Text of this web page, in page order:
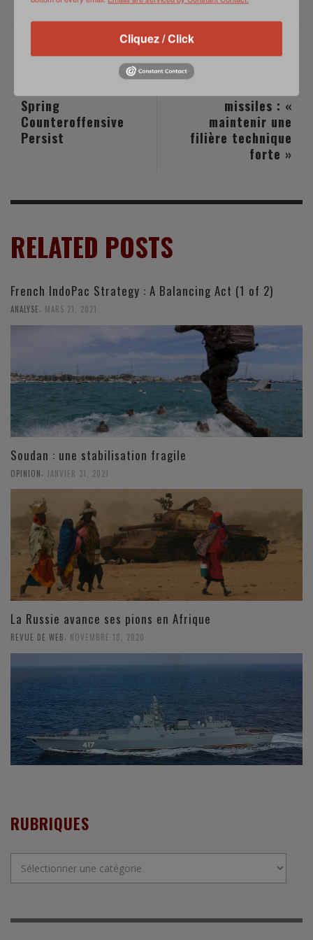
missiles : «
maintenir une
filière technique
forte »
Spring
Counteroffensive
Persist
RELATED POSTS
French IndoPac Strategy : A Balancing Act (1 of 2)
ANALYSE MARS 21, 2021
Soudan : une stabilisation fragile
OPINION JANVIER 31, 2021
La Russie avance ses pions en Afrique
REVUE DE WEB, NOVEMBRE 18, 2020
RUBRIQUES
Cliquez / Click